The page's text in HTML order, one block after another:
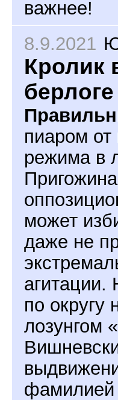
важнее!
8.9.2021
Кролик
берлоге
пиаром от
режима в
может
даже не
агитации.
по округу
лозунгом
фамилией